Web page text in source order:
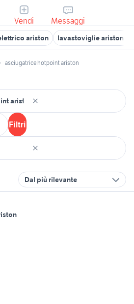
Vendi Messaggi
ariston lavastoviglie ariston lft
asciugatrice hotpoint ariston
Filtri
Dal più rilevante